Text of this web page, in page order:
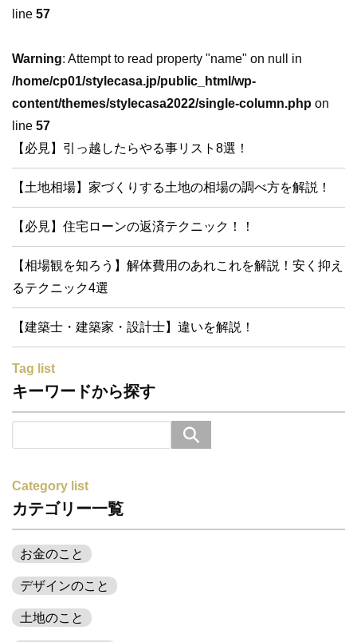
line 57
Warning: Attempt to read property "name" on null in
/home/cp01/stylecasa.jp/public_html/wp-
content/themes/stylecasa2022/single-column.php on
line 57
【必見】引っ越したらやる事リスト8選！
【土地相場】家づくりする土地の相場の調べ方を解説！
【必見】住宅ローンの返済テクニック！！
【相場観を知ろう】解体費用のあれこれを解説！安く抑え
るテクニック4選
【建築士・建築家・設計士】違いを解説！
Tag list
キーワードから探す
Category list
カテゴリー一覧
お金のこと
デザインのこと
土地のこと